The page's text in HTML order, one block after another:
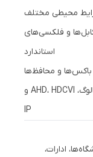
محیطی مختلف
و فلکسی‌های
استاندارد
و محافظ‌ها
سازگاری کامل با انواع دوربین‌ها از جمله آنالوگ، AHD، HDCVI و
IP
ادارات،